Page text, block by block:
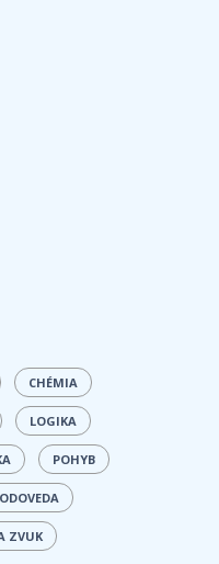
CHÉMIA
LOGIKA
POHYB
ZVUK